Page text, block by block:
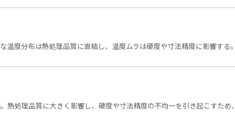
温度分布は熱処理品質に直結し、温度ムラは硬度や寸法精度に影響する。
熱処理品質に大きく影響し、硬度や寸法精度の不均一を引き起こすため、